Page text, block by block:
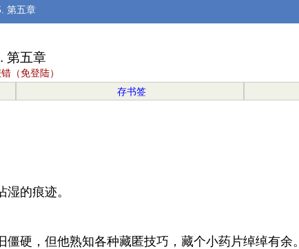
第五章
第五章
（免登陆）
存书签
的痕迹。
硬，但他熟知各种藏匿技巧，藏个小药片绰绰有余。